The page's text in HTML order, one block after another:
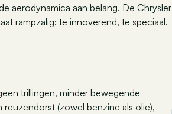
aerodynamica aan belang. De Chrysler
rampzalig: te innoverend, te speciaal.
trillingen, minder bewegende
(zowel benzine als olie),